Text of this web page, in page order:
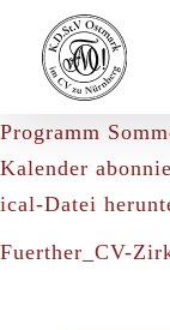
Inhalt
springen
Programm
Kalender
ical-Datei
Fuerther_CV-